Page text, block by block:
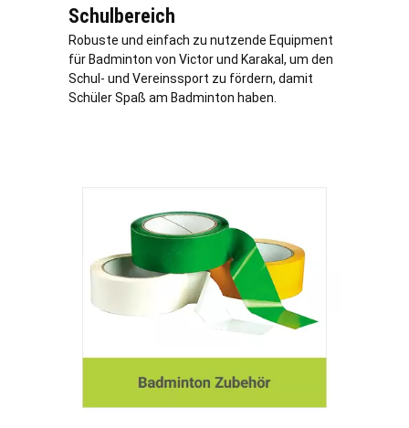
Schulbereich
Robuste und einfach zu nutzende Equipment
für Badminton von Victor und Karakal, um den
Schul- und Vereinssport zu fördern, damit
Schüler Spaß am Badminton haben.